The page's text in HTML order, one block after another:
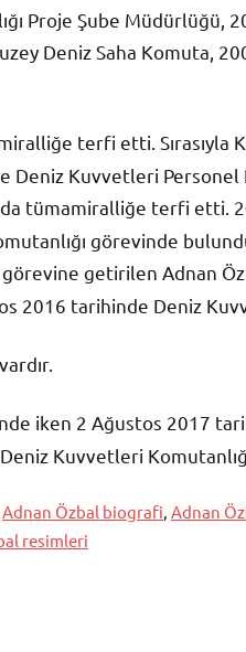
Proje Şube Müdürlüğü,
Deniz Saha Komuta,
terfi etti. Sırasıyla
Deniz Kuvvetleri
tümamiralliğe terfi etti.
görevinde
getirilen Adnan
2016 tarihinde Deniz
iken 2 Ağustos 2017
Kuvvetleri
Adnan Özbal biografi, Adnan
resimleri